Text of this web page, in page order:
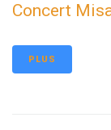
Concert
PLUS